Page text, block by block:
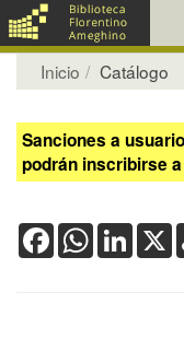
Inicio Catálogo
Sanciones a
podrán inscribirse
FacebookWhatsAppX